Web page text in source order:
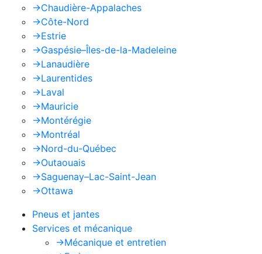
->Chaudière-Appalaches
->Côte-Nord
->Estrie
->Gaspésie–Îles-de-la-Madeleine
->Lanaudière
->Laurentides
->Laval
->Mauricie
->Montérégie
->Montréal
->Nord-du-Québec
->Outaouais
->Saguenay–Lac-Saint-Jean
->Ottawa
Pneus et jantes
Services et mécanique
->Mécanique et entretien